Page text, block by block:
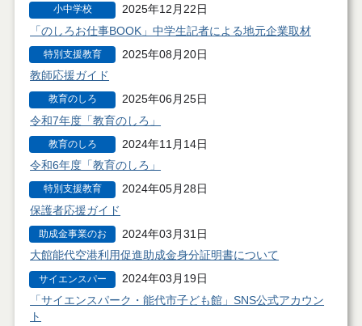
小中学校
2025年12月22日
「のしろお仕事BOOK」中学生記者による地元企業取材
特別支援教育
2025年08月20日
教師応援ガイド
教育のしろ
2025年06月25日
令和7年度「教育のしろ」
教育のしろ
2024年11月14日
令和6年度「教育のしろ」
特別支援教育
2024年05月28日
保護者応援ガイド
助成金事業のお
知らせ
2024年03月31日
大館能代空港利用促進助成金身分証明書について
サイエンスパー
ク・能代市子ど
も館
2024年03月19日
「サイエンスパーク・能代市子ども館」SNS公式アカウン
ト